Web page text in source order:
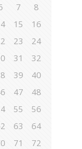
7
8
15
16
23
24
31
32
39
40
47
48
55
56
63
64
71
72